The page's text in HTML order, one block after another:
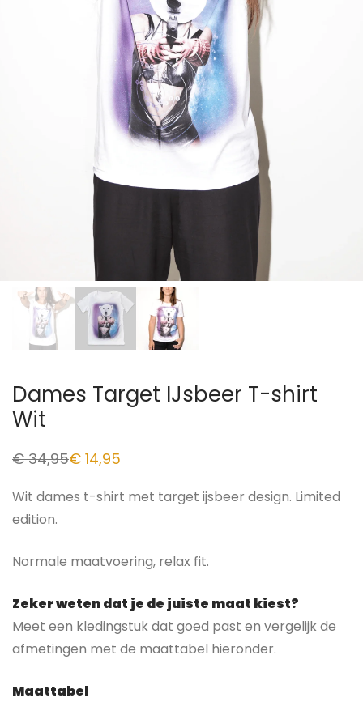
Dames Target IJsbeer T-shirt
Wit
€34,95€ 14,95
Wit dames t-shirt met target ijsbeer design. Limited
edition.
Normale maatvoering, relax fit.
Zeker weten dat je de juiste maat kiest?
Meet een kledingstuk dat goed past en vergelijk de
afmetingen met de maattabel hieronder.
Maattabel